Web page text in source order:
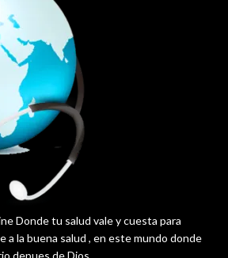
Donde tu salud vale y cuesta para
a la buena salud , en este mundo donde